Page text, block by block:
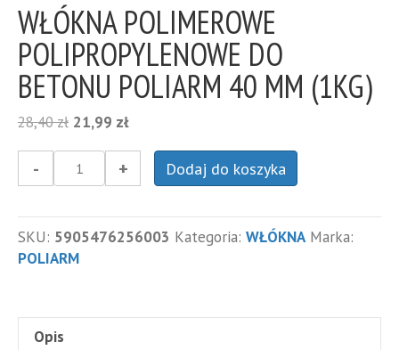
WŁÓKNA POLIMEROWE
POLIPROPYLENOWE DO
BETONU POLIARM 40 MM (1KG)
28,40zł Pierwotna
wynosiła:
28,40 zł.
21,99 złAktualna
wynosi:
21,99 zł.
POLIMEROWE
POLIPROPYLENOWE
DO
- + Dodaj do koszyka
SKU: 5905476256003 Kategoria: WŁÓKNA Marka:
POLIARM
Opis